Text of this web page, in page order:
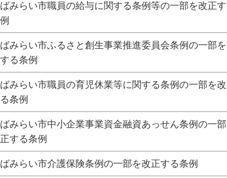
みらい市職員の給与に関する条例等の一部を改正す
みらい市ふるさと創生事業推進委員会条例の一部を
る条例
みらい市職員の育児休業等に関する条例の一部を改
条例
みらい市中小企業事業資金融資あっせん条例の一部
する条例
みらい市介護保険条例の一部を改正する条例